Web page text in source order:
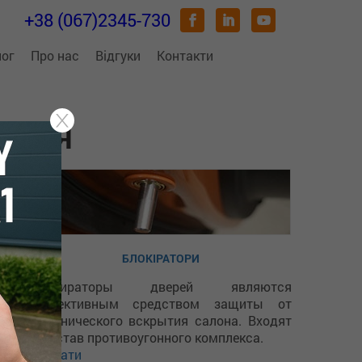
+38 (067)2345-730
Про нас Відгуки Контакти
БЛОКІРАТОРИ
Блокираторы дверей являются
эффективным средством защиты от
механического вскрытия салона. Входят
в состав противоугонного комплекса.
Вибрати